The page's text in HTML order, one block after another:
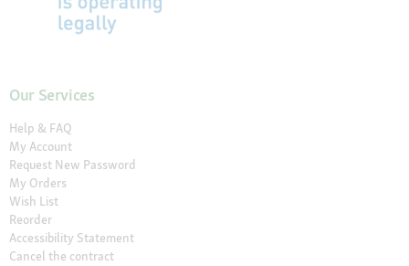
Our Services
Help & FAQ
My Account
Request New Password
My Orders
Wish List
Reorder
Accessibility Statement
Cancel the contract